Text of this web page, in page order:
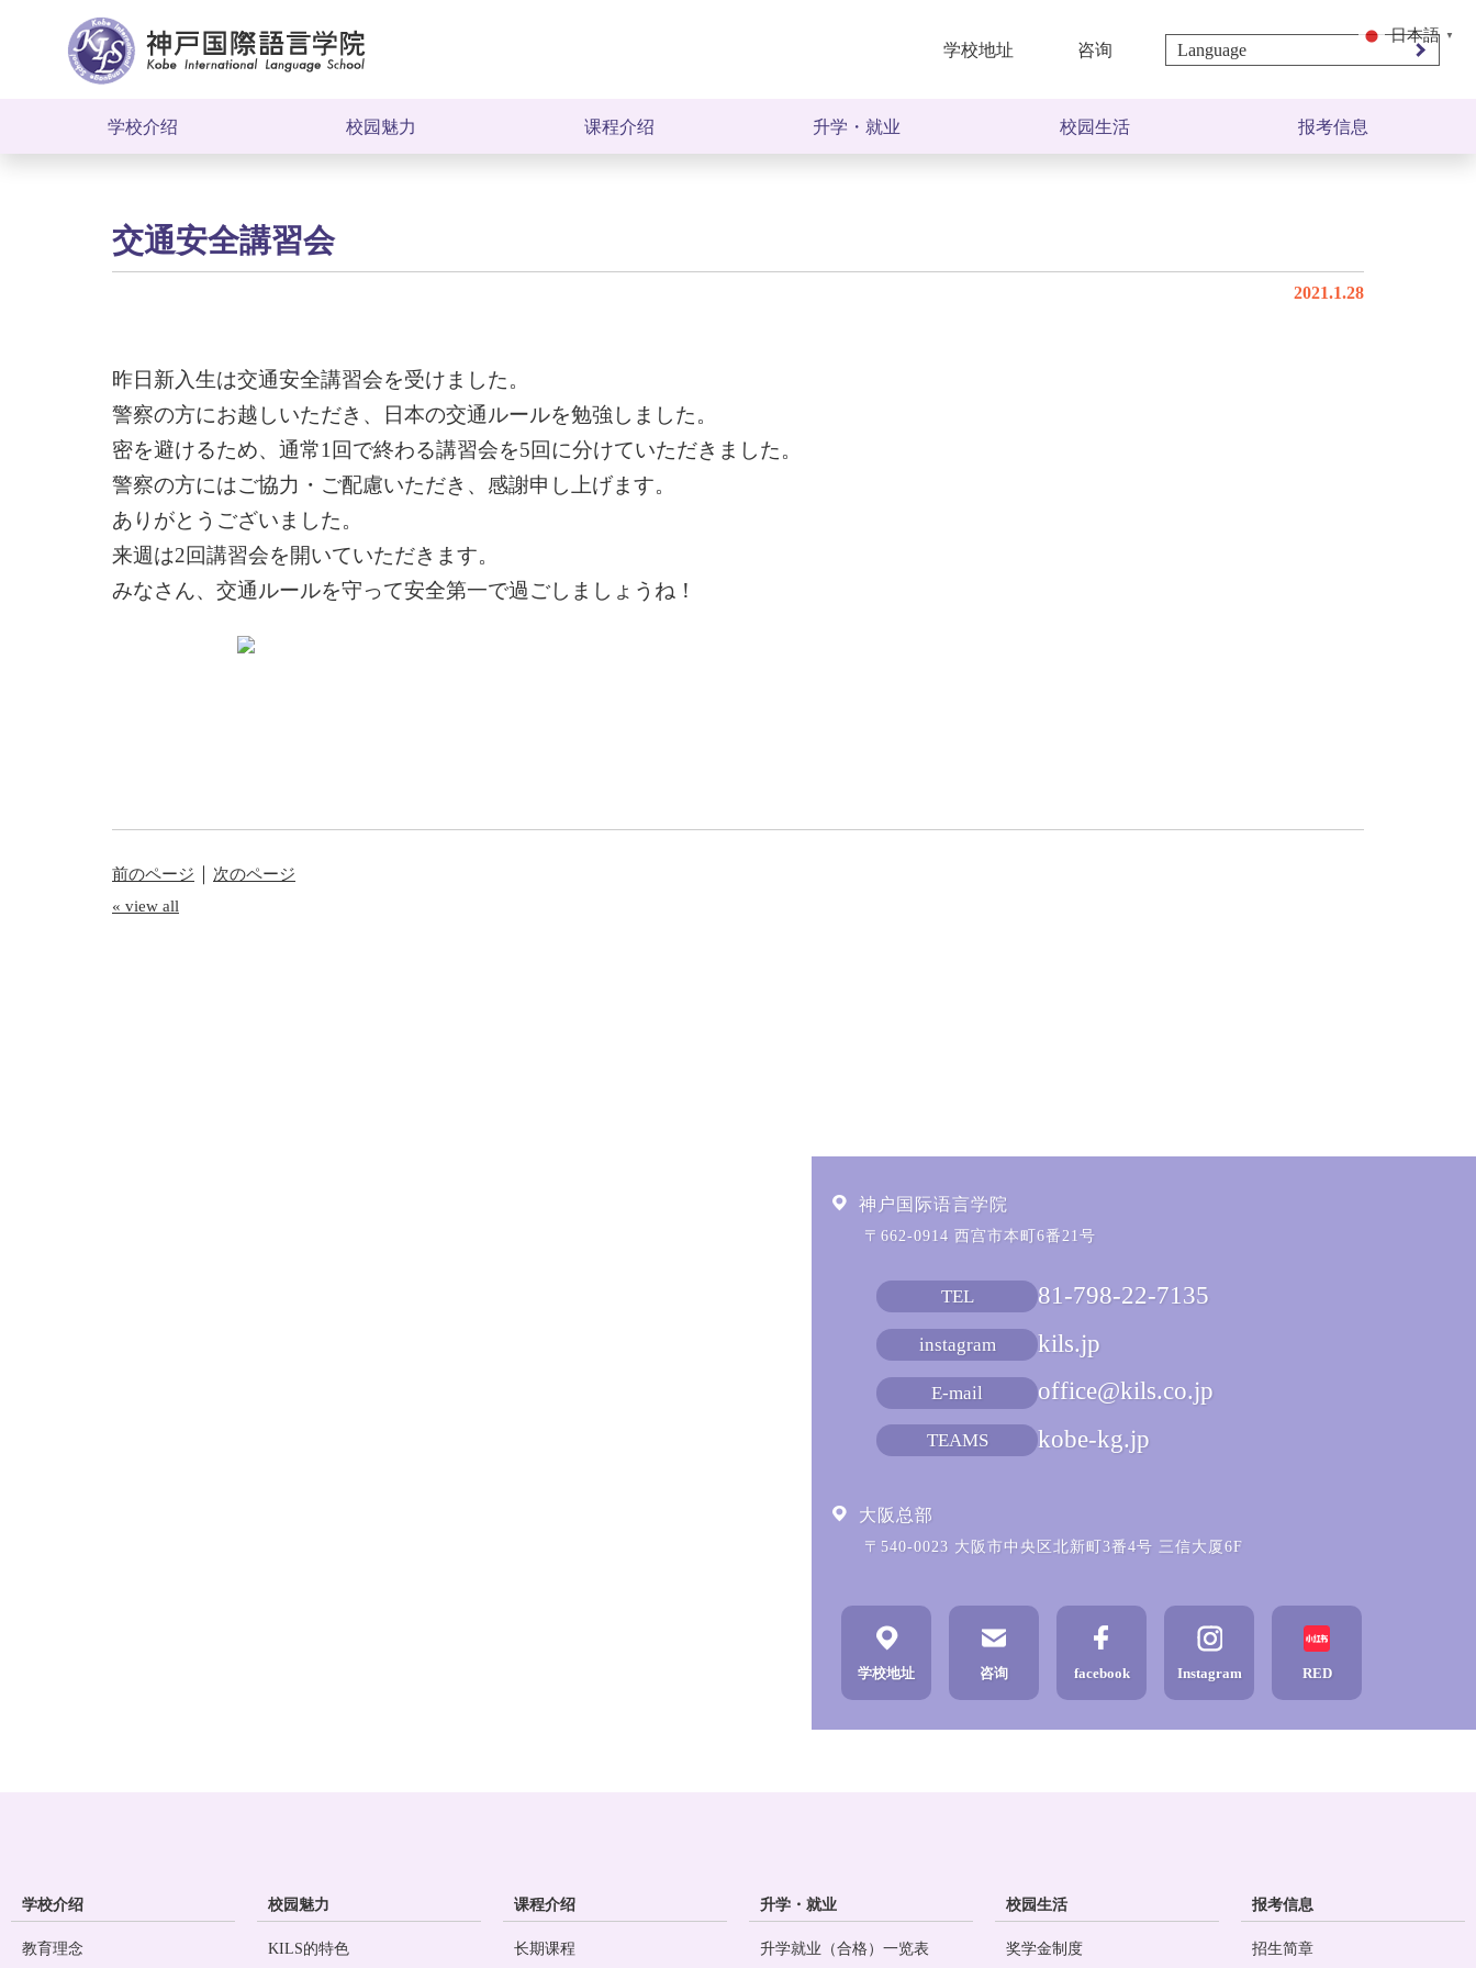
学校介绍 校园魅力
教师介绍
课程介绍
短期课程
其他
升学・就业 校园生活 报考信息
上课时间・休息
学校地址 咨询
交通安全講習会
2021.1.28
昨日新入生は交通安全講習会を受けました。
警察の方にお越しいただき、日本の交通ルールを勉強しました。
密を避けるため、通常1回で終わる講習会を5回に分けていただきました。
警察の方にはご協力・ご配慮いただき、感謝申し上げます。
ありがとうございました。
来週は2回講習会を開いていただきます。
みなさん、交通ルールを守って安全第一で過ごしましょうね！
前のページ ｜ 次のページ
« view all
神户国际语言学院
〒662-0914 西宫市本町6番21号
TEL 81-798-22-7135
instagram kils.jp
E-mail office@kils.co.jp
TEAMS kobe-kg.jp
大阪总部
〒540-0023 大阪市中央区北新町3番4号 三信大厦6F
学校地址 咨询 facebook Instagram RED
学校介绍
教育理念
校园魅力
KILS的特色
课程介绍
长期课程
升学・就业
升学就业（合格）一览表
校园生活
奖学金制度
报考信息
招生简章
日本語 ▼